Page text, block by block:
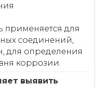
применяется для
соединений,
для определения
коррозии.